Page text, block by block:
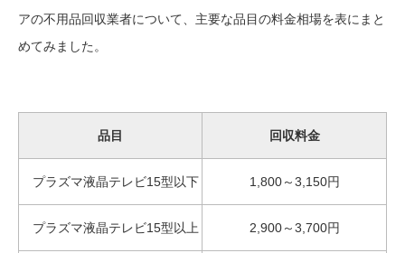
アの不用品回収業者について、主要な品目の料金相場を表にまと
めてみました。
品目 回収料金
プラズマ液晶テレビ15型以下 1,800～3,150円
プラズマ液晶テレビ15型以上 2,900～3,700円